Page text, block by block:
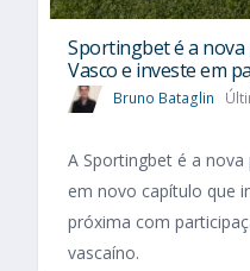
Sportingbet é a
Vasco e investe em
Bruno Bataglin
A Sportingbet é a
em novo capítulo que
próxima com
vascaíno.